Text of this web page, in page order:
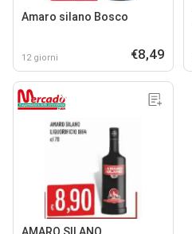
Amaro silano Bosco
12 giorni €8,49
AMARO SILANO